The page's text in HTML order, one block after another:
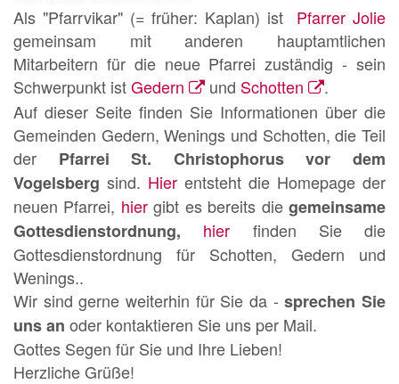
Als "Pfarrvikar" (= früher: Kaplan) ist Pfarrer Jolie
gemeinsam mit anderen hauptamtlichen
Mitarbeitern für die neue Pfarrei zuständig - sein
Schwerpunkt istGedern und Schotten
.
Auf dieser Seite finden Sie Informationen über die
Gemeinden Gedern, Wenings und Schotten, die Teil
der Pfarrei St. Christophorus vor dem
Vogelsberg sind. Hier entsteht die Homepage der
neuen Pfarrei, hiergibt es bereits diegemeinsame
Gottesdienstordnung,
hier finden Sie die
Gottesdienstordnung für Schotten, Gedern und
Wenings..
Wir sind gerne weiterhin für Sie da -sprechen Sie
uns an oder kontaktieren Sie uns per Mail.
Gottes Segen für Sie und Ihre Lieben!
Herzliche Grüße!